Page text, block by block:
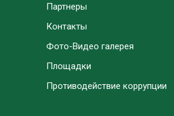
Партнеры
Контакты
Фото-Видео галерея
Площадки
Противодействие коррупции